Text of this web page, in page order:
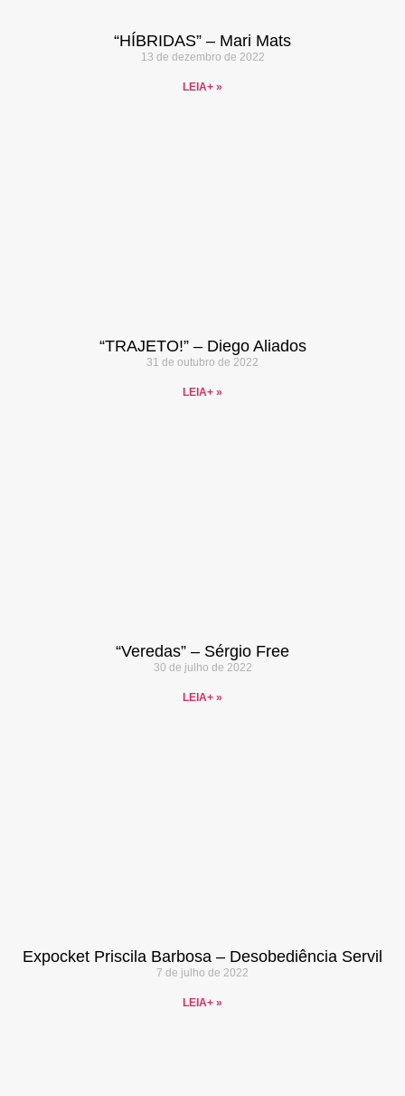
“HÍBRIDAS” – Mari Mats
13 de dezembro de 2022
LEIA+ »
“TRAJETO!” – Diego Aliados
31 de outubro de 2022
LEIA+ »
“Veredas” – Sérgio Free
30 de julho de 2022
LEIA+ »
Expocket Priscila Barbosa – Desobediência Servil
7 de julho de 2022
LEIA+ »